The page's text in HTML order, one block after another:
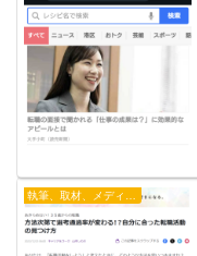
執筆、取材、メディア出演